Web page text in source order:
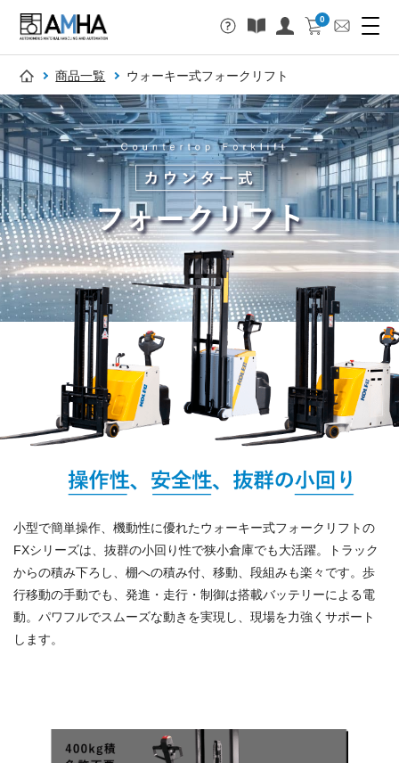
0
商品一覧 ウォーキー式フォークリフト
小型で簡単操作、機動性に優れたウォーキー式フォークリフトの
FXシリーズは、抜群の小回り性で狭小倉庫でも大活躍。トラック
からの積み下ろし、棚への積み付、移動、段組みも楽々です。歩
行移動の手動でも、発進・走行・制御は搭載バッテリーによる電
動。パワフルでスムーズな動きを実現し、現場を力強くサポート
します。